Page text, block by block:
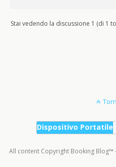
Stai vedendo la discussione 1 (di 1
Dispositivo Portatile
All content Copyright Booking Blog™